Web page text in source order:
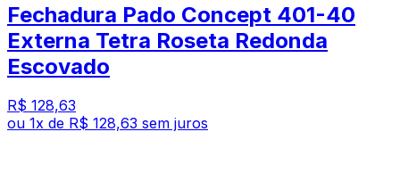
Fechadura Pado Concept 401-40
Externa Tetra Roseta Redonda
Escovado
R$ 128,63
ou 1x de R$ 128,63 sem juros